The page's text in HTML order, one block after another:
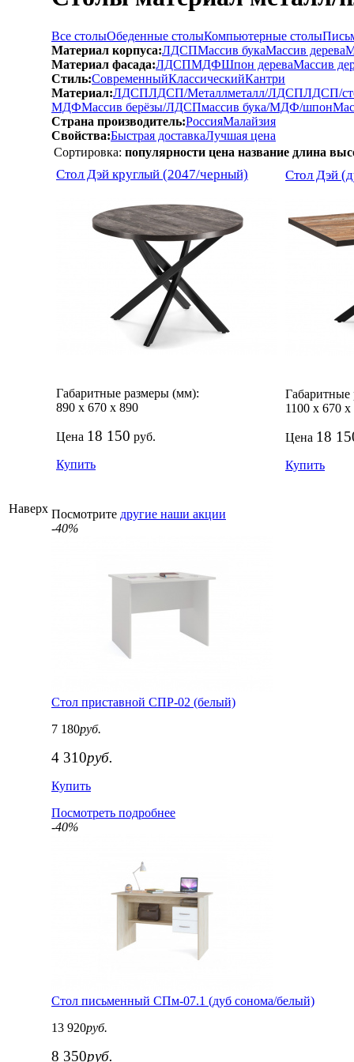
Наверх
Все столыОбеденные столыКомпьютерные столы
Материал корпуса:ЛДСПМассив букаМассив дерева
Материал фасада:ЛДСПМДФШпон дереваМассив
Стиль:СовременныйКлассическийКантри
Материал:ЛДСПЛДСП/Металлметалл/ЛДСПЛДСП/
МДФМассив берёзы/ЛДСПмассив бука/МДФ/шпон
Страна производитель:РоссияМалайзия
Свойства:Быстрая доставкаЛучшая цена
Сортировка: популярности цена название длина
Стол Дэй круглый (2047/черный)
Габаритные размеры (мм):
890 х 670 х 890
Цена 18 150 руб.
Купить
Стол Дэй
1100 х 670 х
Цена 18
Купить
Посмотрите другие наши акции
-40%
Стол приставной СПР-02 (белый)
7 180руб.
4 310руб.
Купить
Посмотреть подробнее
-40%
Стол письменный СПм-07.1 (дуб сонома/белый)
13 920руб.
8 350руб.